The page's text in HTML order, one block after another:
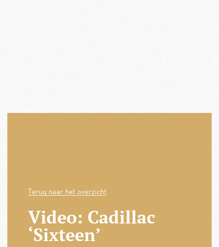
Terug naar het overzicht
Video: Cadillac
‘Sixteen’